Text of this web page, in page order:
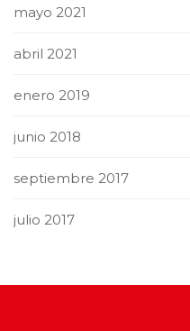
mayo 2021
abril 2021
enero 2019
junio 2018
septiembre 2017
julio 2017